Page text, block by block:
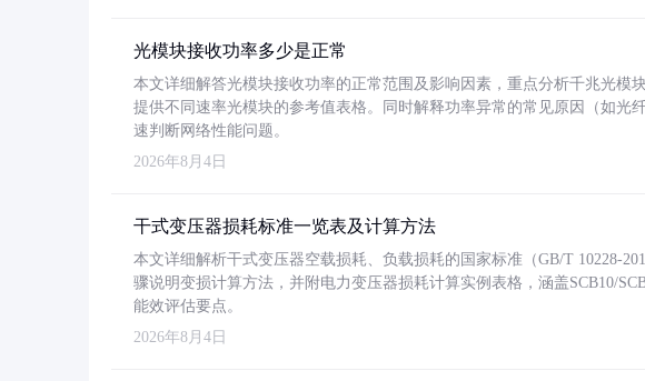
光模块接收功率多少是正常
本文详细解答光模块接收功率的正常范围及影响因素，重点分析千兆光模
提供不同速率光模块的参考值表格。同时解释功率异常的常见原因（如光
速判断网络性能问题。
2026年8月4日
干式变压器损耗标准一览表及计算方法
本文详细解析干式变压器空载损耗、负载损耗的国家标准（GB/T 10228-
骤说明变损计算方法，并附电力变压器损耗计算实例表格，涵盖SCB10/
能效评估要点。
2026年8月4日